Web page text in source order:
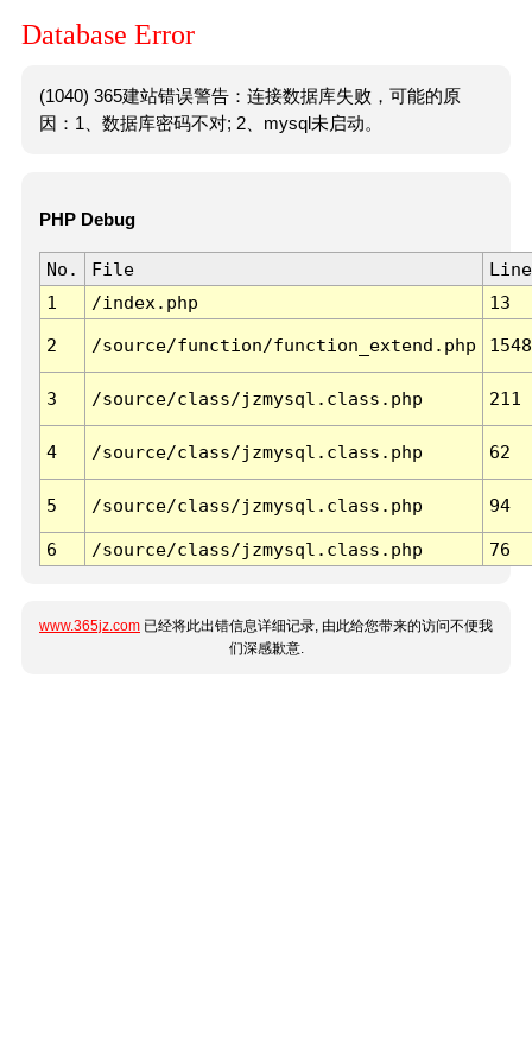
Database Error
(1040) 365建站错误警告：连接数据库失败，可能的原
因：1、数据库密码不对; 2、mysql未启动。
PHP Debug
No. File
Line
1
/index.php 13
2 /source/function/function_extend.php 1548
3 /source/class/jzmysql.class.php 211
4 /source/class/jzmysql.class.php 62
5 /source/class/jzmysql.class.php 94
6 /source/class/jzmysql.class.php 76
www.365jz.com 已经将此出错信息详细记录, 由此给您带来的访问不便我
们深感歉意.